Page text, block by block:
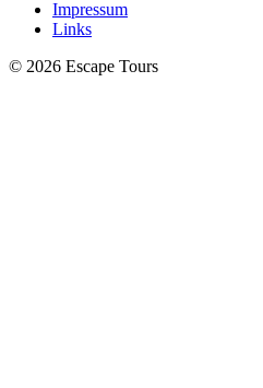
Impressum
Links
© 2026 Escape Tours